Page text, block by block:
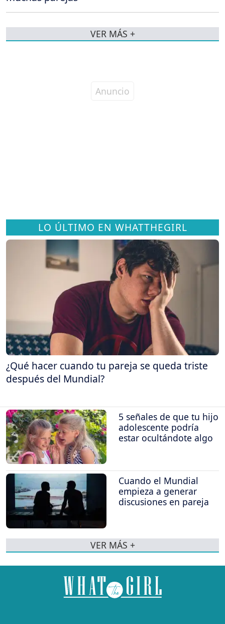
LO ÚLTIMO EN WHATTHEGIRL
¿Qué hacer cuando tu pareja se queda triste
después del Mundial?
5 señales de que tu hijo
adolescente podría
estar ocultándote algo
Cuando el Mundial
empieza a generar
discusiones en pareja
VER MÁS +
VER MÁS +